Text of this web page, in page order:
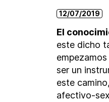
12/07/2019
El
este dicho
ser un
este
afectivo-